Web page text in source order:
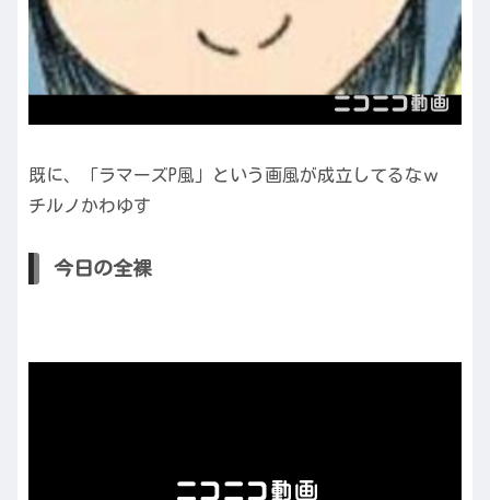
既に、「ラマーズP風」という画風が成立してるなｗ
チルノかわゆす
今日の全裸